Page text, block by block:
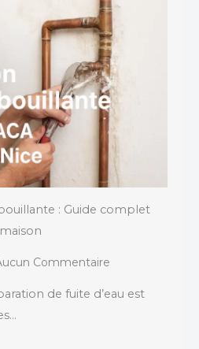
: Guide complet
Commentaire
de fuite d’eau est